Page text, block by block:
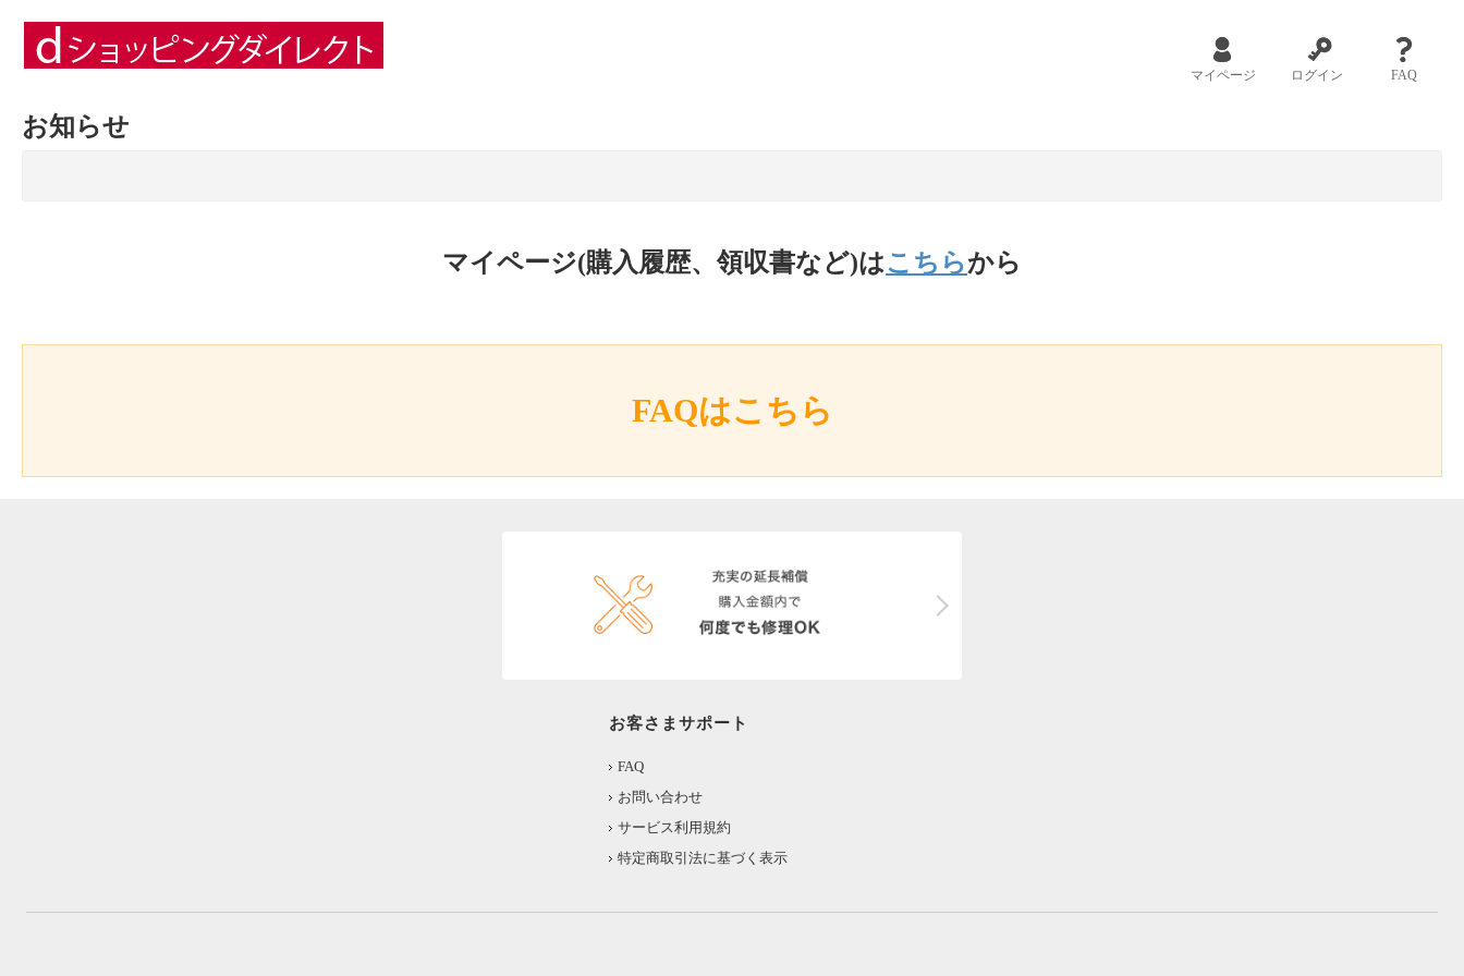
マイページ ログイン FAQ
お知らせ
マイページ(購入履歴、領収書など)はこちらから
FAQはこちら
お客さまサポート
FAQ
お問い合わせ
サービス利用規約
特定商取引法に基づく表示